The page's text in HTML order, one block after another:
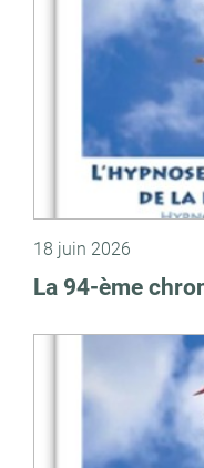
18 juin 2026
La 94-ème